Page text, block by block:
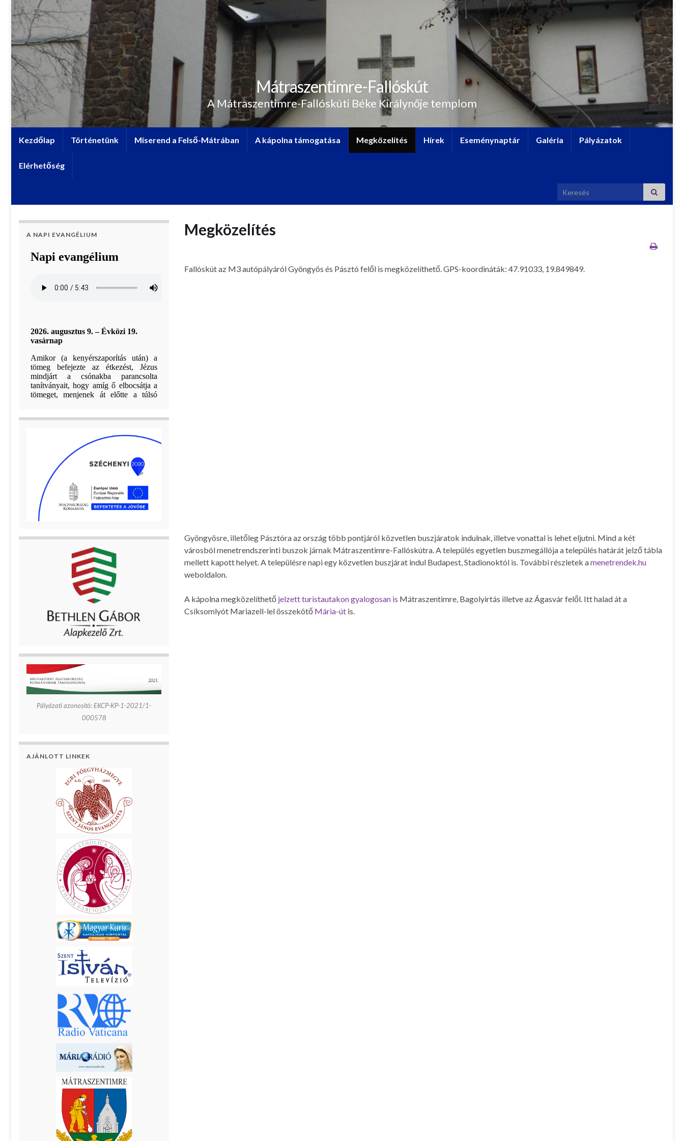
Mátraszentimre-Fallóskút
A Mátraszentimre-Fallóskúti Béke Királynője templom
Kezdőlap Történetünk Miserend a Felső-Mátrában A kápolna támogatása Megközelítés Hírek Eseménynaptár Galéria Pályázatok
Elérhetőség
Search for:
Megközelítés
Fallóskút az M3 autópályáról Gyöngyös és Pásztó felől is megközelíthető. GPS-koordináták: 47.91033, 19.849849.
Gyöngyösre, illetőleg Pásztóra az ország több pontjáról közvetlen buszjáratok indulnak, illetve vonattal is lehet eljutni. Mind a két
városból menetrendszerinti buszok járnak Mátraszentimre-Fallóskútra. A település egyetlen buszmegállója a település határát jelző tábla
mellett kapott helyet. A településre napi egy közvetlen buszjárat indul Budapest, Stadionoktól is. További részletek amenetrendek.hu
weboldalon.
A kápolna megközelíthető jelzett turistautakon gyalogosan is Mátraszentimre, Bagolyirtás illetve az Ágasvár felől. Itt halad át a
Csíksomlyót Mariazell-lel összekötő Mária-út is.
A NAPI EVANGÉLIUM
Pályázati azonosító: EKCP-KP-1-2021/1-
000578
AJÁNLOTT LINKEK